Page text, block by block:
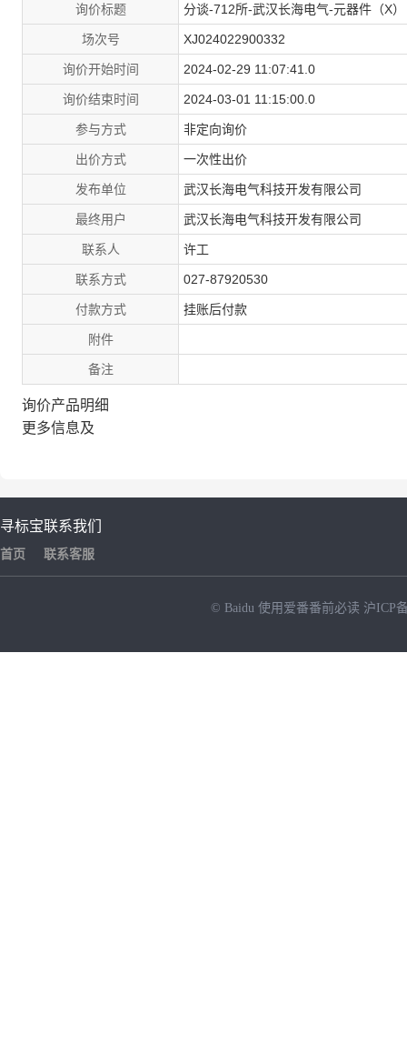
询价标题 分谈-712所-武汉长海电气-元器件（X）
场次号 XJ024022900332
询价开始时间 2024-02-29 11:07:41.0
询价结束时间 2024-03-01 11:15:00.0
参与方式 非定向询价
出价方式 一次性出价
发布单位 武汉长海电气科技开发有限公司
最终用户 武汉长海电气科技开发有限公司
联系人 许工
联系方式 027-87920530
付款方式 挂账后付款
附件
备注
询价产品明细
更多信息及
寻标宝
首页
联系我们
联系客服
© Baidu 使用爱番番前必读 沪ICP